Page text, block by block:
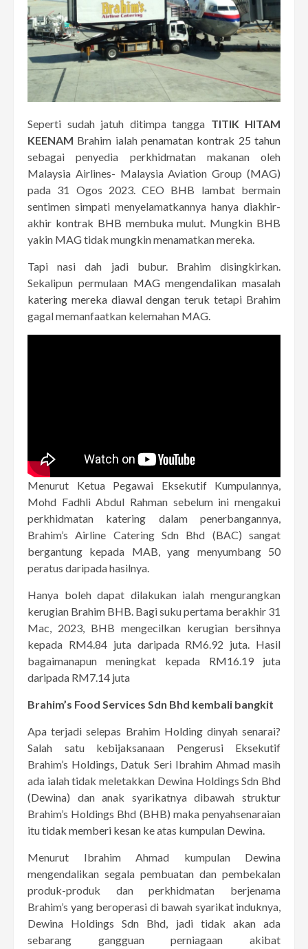
Seperti sudah jatuh ditimpa tangga TITIK HITAM
KEENAM Brahim ialahpenamatan kontrak 25 tahun
sebagai penyedia perkhidmatan makanan oleh
Malaysia Airlines- Malaysia Aviation Group (MAG)
pada 31 Ogos 2023. CEO BHB lambat bermain
sentimen simpati menyelamatkannya hanya diakhir-
akhir kontrak BHB membuka mulut. Mungkin BHB
yakin MAG tidak mungkin menamatkan mereka.
Tapi nasi dah jadi bubur. Brahim disingkirkan.
Sekalipun permulaan MAG mengendalikan masalah
katering mereka diawal dengan teruktetapi Brahim
gagal memanfaatkan kelemahan MAG.
Menurut Ketua Pegawai Eksekutif Kumpulannya,
Mohd Fadhli Abdul Rahman sebelum ini mengakui
perkhidmatan katering dalam penerbangannya,
Brahim’s Airline Catering Sdn Bhd (BAC) sangat
bergantung kepada MAB, yang menyumbang 50
peratus daripada hasilnya.
Hanya boleh dapat dilakukan ialah mengurangkan
kerugian Brahim BHB. Bagi suku pertama berakhir 31
Mac, 2023, BHB mengecilkan kerugian bersihnya
kepada RM4.84 juta daripada RM6.92 juta. Hasil
bagaimanapun meningkat kepada RM16.19 juta
daripada RM7.14 juta
Brahim’s Food Services Sdn Bhd kembali bangkit
Apa terjadi selepas Brahim Holding dinyah senarai?
Salah satu kebijaksanaan Pengerusi Eksekutif
Brahim’s Holdings, Datuk Seri Ibrahim Ahmad masih
ada ialah tidak meletakkan Dewina Holdings Sdn Bhd
(Dewina) dan anak syarikatnya dibawah struktur
Brahim’s Holdings Bhd (BHB) maka penyahsenaraian
itutidak memberi kesan ke atas kumpulan Dewina.
Menurut Ibrahim Ahmad kumpulan Dewina
mengendalikan segala pembuatan dan pembekalan
produk-produk dan perkhidmatan berjenama
Brahim’s yang beroperasi di bawah syarikat induknya,
Dewina Holdings Sdn Bhd, jadi tidak akan ada
sebarang gangguan perniagaan akibat